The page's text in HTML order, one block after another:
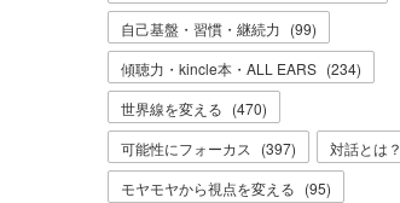
自己基盤・習慣・継続力 (99)
傾聴力・kincle本・ALL EARS (234)
世界線を変える (470)
可能性にフォーカス
(397) 対話とは？
モヤモヤから視点を変える (95)